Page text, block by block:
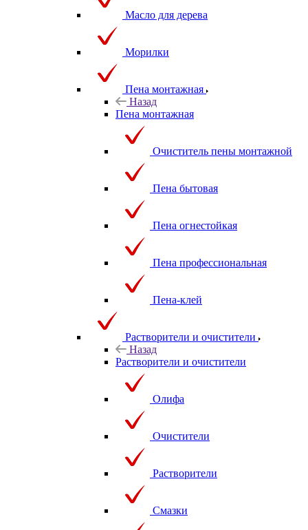
Масло для дерева
Морилки
Пена монтажная
Назад
Пена монтажная
Очиститель пены монтажной
Пена бытовая
Пена огнестойкая
Пена профессиональная
Пена-клей
Растворители и очистители
Назад
Растворители и очистители
Олифа
Очистители
Растворители
Смазки